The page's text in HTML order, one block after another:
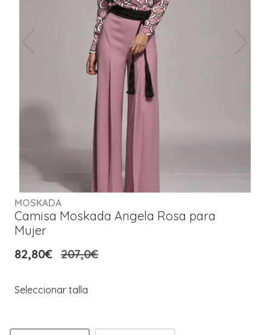
MOSKADA
Camisa Moskada Angela Rosa para
Mujer
82,80€ 207,0€
Seleccionar talla